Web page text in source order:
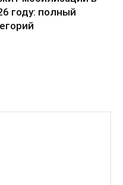
году: полный